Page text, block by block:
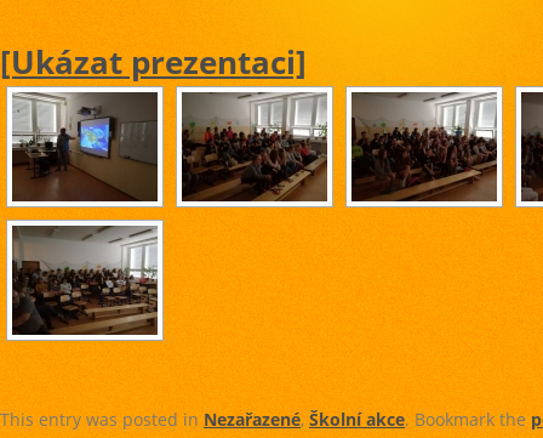
[Ukázat prezentaci]
This entry was posted in Nezařazené,Školní akce. Bookmark the